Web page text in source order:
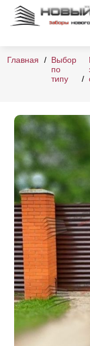
Главная
Выбор
по
типу